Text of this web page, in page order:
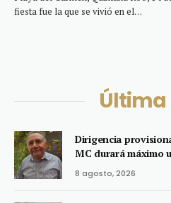
fiesta fue la que se vivió en el…
Última
Dirigencia
MC durará máximo
8 agosto, 2026